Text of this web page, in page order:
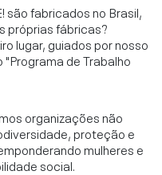
são fabricados no Brasil,
próprias fábricas?
lugar, guiados por nosso
de Trabalho
organizações não
proteção e
mulheres e
social.